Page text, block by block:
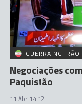
GUERRA NO IRÃO
Negociações
Paquistão
11 Abr 14:12